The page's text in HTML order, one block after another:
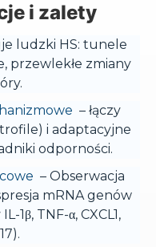
i zalety
ludzki HS: tunele
przewlekłe zmiany
– łączy
i adaptacyjne
odporności.
– Obserwacja
mRNA genów
1β, TNF-α, CXCL1,